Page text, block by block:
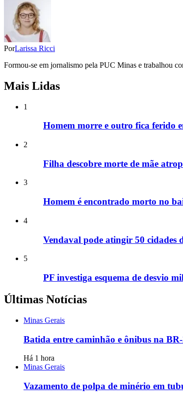
PorLarissa Ricci
Formou-se em jornalismo pela PUC Minas e trabalhou
Mais Lidas
1
Homem morre e outro fica ferido
2
Filha descobre morte de mãe
3
Homem é encontrado morto no
4
Vendaval pode atingir 50 cidades
5
PF investiga esquema de desvio
Últimas Notícias
Minas Gerais
Batida entre caminhão e ônibus na
Há 1 hora
Minas Gerais
Vazamento de polpa de minério em